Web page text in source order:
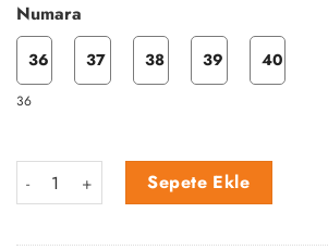
Numara
36
36
37 38 39 40
Maskeli Hemşire Doktor Desen Ayakkabı
Sepete Ekle